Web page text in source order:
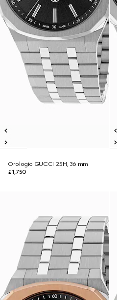
Orologio GUCCI 25H, 36 mm
£1,750